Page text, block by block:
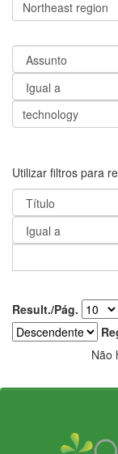
Utilizar filtros para
Result./Pág.
Não